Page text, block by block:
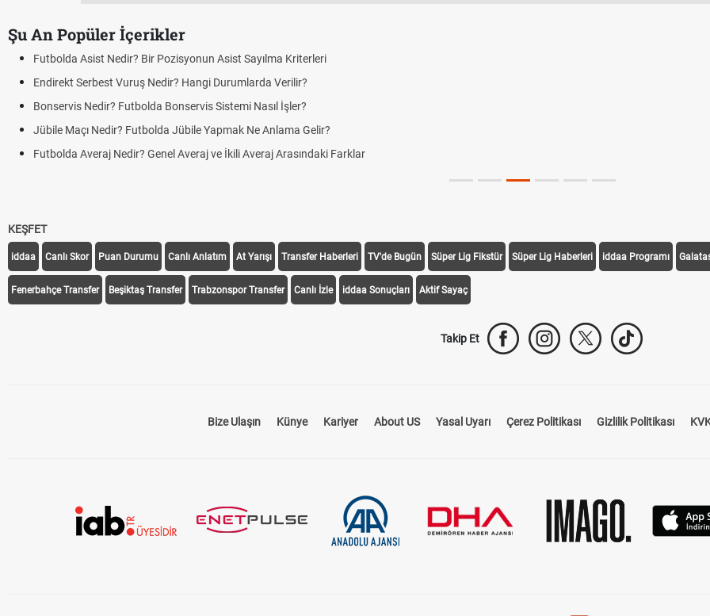
Şu An Popüler İçerikler
Futbolda Asist Nedir? Bir Pozisyonun Asist Sayılma Kriterleri
Endirekt Serbest Vuruş Nedir? Hangi Durumlarda Verilir?
Bonservis Nedir? Futbolda Bonservis Sistemi Nasıl İşler?
Jübile Maçı Nedir? Futbolda Jübile Yapmak Ne Anlama Gelir?
Futbolda Averaj Nedir? Genel Averaj ve İkili Averaj Arasındaki Farklar
KEŞFET
iddaa Canlı Skor Puan Durumu Canlı Anlatım At Yarışı Transfer Haberleri TV'de Bugün Süper Lig Fikstür Süper Lig Haberleri iddaa Programı
Fenerbahçe Transfer Beşiktaş Transfer Trabzonspor Transfer Canlı İzle iddaa Sonuçları Aktif Sayaç
Takip Et
Bize Ulaşın Künye Kariyer About US Yasal Uyarı Çerez Politikası Gizlilik Politikası